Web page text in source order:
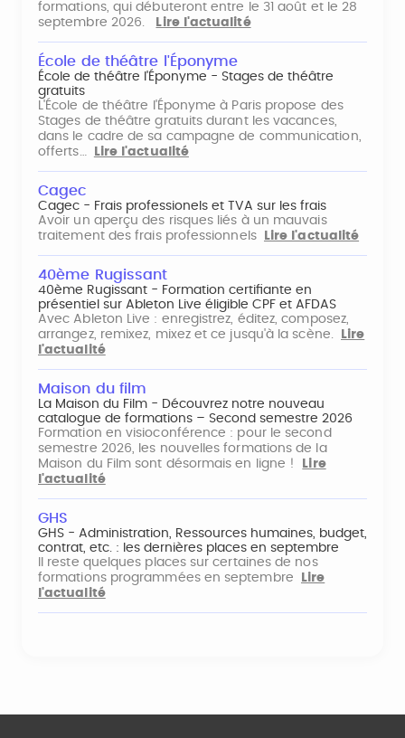
formations, qui débuteront entre le 31 août et le 28
septembre 2026.
Lire l'actualité
École de théâtre l'Éponyme
École de théâtre l'Éponyme - Stages de théâtre
gratuits
L'École de théâtre l'Éponyme à Paris propose des
Stages de théâtre gratuits durant les vacances,
dans le cadre de sa campagne de communication,
offerts…
Lire l'actualité
Cagec
Cagec - Frais professionels et TVA sur les frais
Avoir un aperçu des risques liés à un mauvais
traitement des frais professionnels
Lire l'actualité
40ème Rugissant
40ème Rugissant - Formation certifiante en
présentiel sur Ableton Live éligible CPF et AFDAS
Avec Ableton Live : enregistrez, éditez, composez,
arrangez, remixez, mixez et ce jusqu'à la scène.
Lire
l'actualité
Maison du film
La Maison du Film - Découvrez notre nouveau
catalogue de formations – Second semestre 2026
Formation en visioconférence : pour le second
semestre 2026, les nouvelles formations de la
Maison du Film sont désormais en ligne !
Lire
l'actualité
GHS
GHS - Administration, Ressources humaines, budget,
contrat, etc. : les dernières places en septembre
Il reste quelques places sur certaines de nos
formations programmées en septembre
Lire
l'actualité